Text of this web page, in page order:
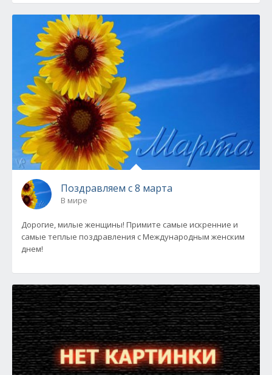
Поздравляем с 8 марта
В мире
Дорогие, милые женщины! Примите самые искренние и
самые теплые поздравления с Международным женским
днем!